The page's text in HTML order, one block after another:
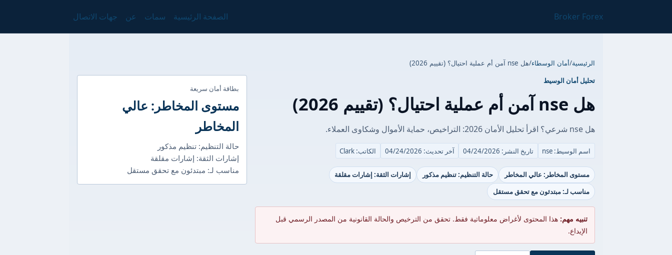
Broker Forex الصفحة الرئيسية سمات عن جهات الاتصال
الرئيسية/أمان الوسطاء/هل nse آمن أم عملية احتيال؟ (تقييم 2026)
تحليل أمان الوسيط
هل nse آمن أم عملية احتيال؟ (تقييم 2026)
هل nse شرعي؟ اقرأ تحليل الأمان 2026: التراخيص، حماية الأموال وشكاوى العملاء.
اسم الوسيط: nse تاريخ النشر: 04/24/2026 آخر تحديث: 04/24/2026 الكاتب: Clark
مستوى المخاطر: عالي المخاطر حالة التنظيم: تنظيم مذكور
إشارات الثقة: إشارات مقلقة
مناسب لـ: مبتدئون مع تحقق مستقل
تنبيه مهم: هذا المحتوى لأغراض معلوماتية فقط. تحقق من الترخيص والحالة القانونية من المصدر الرسمي قبل
الإيداع.
بطاقة أمان سريعة
مستوى المخاطر: عالي
المخاطر
حالة التنظيم: تنظيم مذكور
إشارات الثقة: إشارات مقلقة
مناسب لـ: مبتدئون مع تحقق مستقل